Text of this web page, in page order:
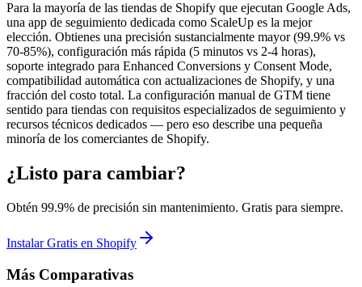
Para la mayoría de las tiendas de Shopify que ejecutan Google Ads,
una app de seguimiento dedicada como ScaleUp es la mejor
elección. Obtienes una precisión sustancialmente mayor (99.9% vs
70-85%), configuración más rápida (5 minutos vs 2-4 horas),
soporte integrado para Enhanced Conversions y Consent Mode,
compatibilidad automática con actualizaciones de Shopify, y una
fracción del costo total. La configuración manual de GTM tiene
sentido para tiendas con requisitos especializados de seguimiento y
recursos técnicos dedicados — pero eso describe una pequeña
minoría de los comerciantes de Shopify.
¿Listo para cambiar?
Obtén 99.9% de precisión sin mantenimiento. Gratis para siempre.
Instalar Gratis en Shopify
Más Comparativas